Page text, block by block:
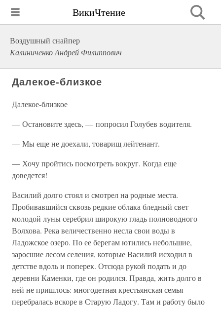
ВикиЧтение
Воздушный снайпер
Калиниченко Андрей Филиппович
Далекое-близкое
Далекое-близкое
— Остановите здесь, — попросил Голубев водителя.
— Мы еще не доехали, товарищ лейтенант.
— Хочу пройтись посмотреть вокруг. Когда еще
доведется!
Василий долго стоял и смотрел на родные места.
Пробивавшийся сквозь редкие облака бледный свет
молодой луны серебрил широкую гладь полноводного
Волхова. Река величественно несла свои воды в
Ладожское озеро. По ее берегам ютились небольшие,
заросшие лесом селения, которые Василий исходил в
детстве вдоль и поперек. Отсюда рукой подать и до
деревни Каменки, где он родился. Правда, жить долго в
ней не пришлось: многодетная крестьянская семья
перебралась вскоре в Старую Ладогу. Там и работу было